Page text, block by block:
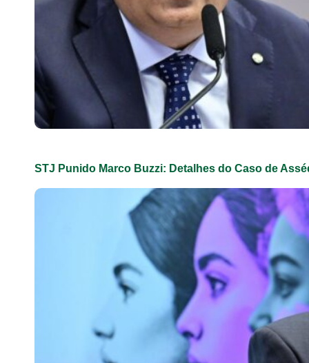
STJ Punido Marco Buzzi: Detalhes do Caso de